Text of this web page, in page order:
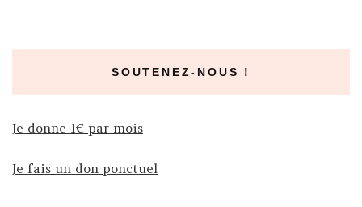
SOUTENEZ-NOUS !
Je donne 1€ par mois
Je fais un don ponctuel